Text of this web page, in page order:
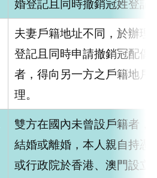
婚登記且同時撤銷冠姓登記
夫妻戶籍地址不同，於辦理
登記且同時申請撤銷冠配偶
者，得向另一方之戶籍地戶
理。
雙方在國內未曾設戶籍者，
結婚或離婚，本人親自持憑
或行政院於香港、澳門設立